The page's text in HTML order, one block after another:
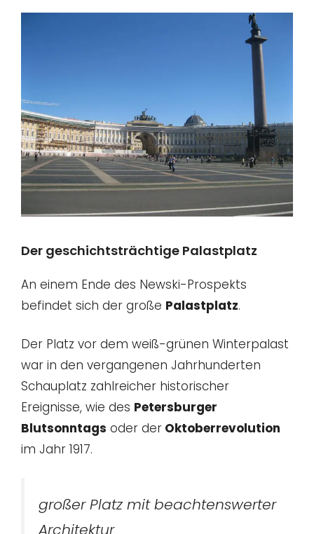
Der geschichtsträchtige Palastplatz
An einem Ende des Newski-Prospekts
befindet sich der große Palastplatz.
Der Platz vor dem weiß-grünen Winterpalast
war in den vergangenen Jahrhunderten
Schauplatz zahlreicher historischer
Ereignisse, wie des Petersburger
Blutsonntags oder der Oktoberrevolution
im Jahr 1917.
großer Platz mit beachtenswerter
Architektur